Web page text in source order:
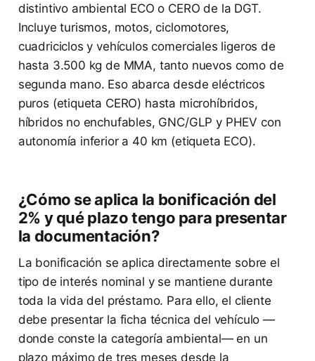
distintivo ambiental ECO o CERO de la DGT.
Incluye turismos, motos, ciclomotores,
cuadriciclos y vehículos comerciales ligeros de
hasta 3.500 kg de MMA, tanto nuevos como de
segunda mano. Eso abarca desde eléctricos
puros (etiqueta CERO) hasta microhíbridos,
híbridos no enchufables, GNC/GLP y PHEV con
autonomía inferior a 40 km (etiqueta ECO).
¿Cómo se aplica la bonificación del
2% y qué plazo tengo para presentar
la documentación?
La bonificación se aplica directamente sobre el
tipo de interés nominal y se mantiene durante
toda la vida del préstamo. Para ello, el cliente
debe presentar la ficha técnica del vehículo —
donde conste la categoría ambiental— en un
plazo máximo de tres meses desde la